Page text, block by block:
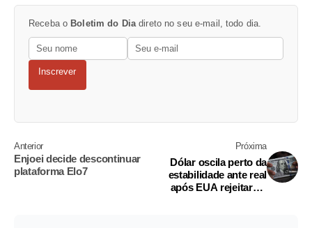
Receba o Boletim do Dia direto no seu e-mail, todo dia.
Inscrever
Anterior
Enjoei decide descontinuar
plataforma Elo7
Próxima
Dólar oscila perto da
estabilidade ante real
após EUA rejeitarem